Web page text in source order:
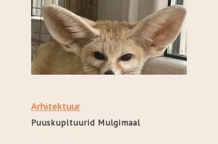
Arhitektuur
Puuskupltuurid Mulgimaal